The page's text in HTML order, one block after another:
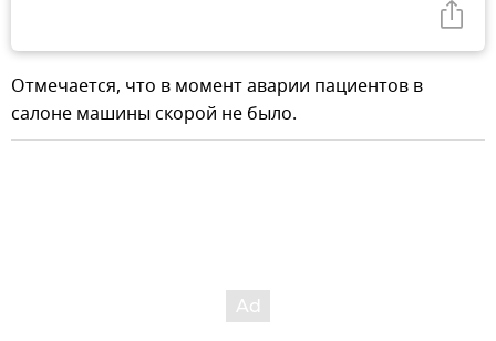
Отмечается, что в момент аварии пациентов в
салоне машины скорой не было.